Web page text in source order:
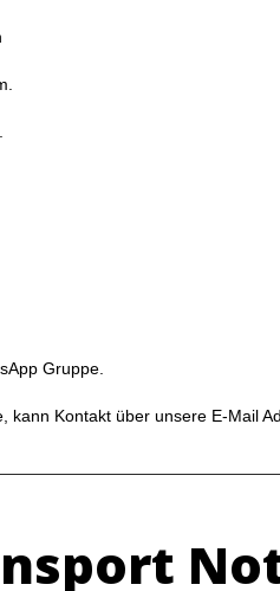
Gruppe.
kann Kontakt über unsere E-Mail